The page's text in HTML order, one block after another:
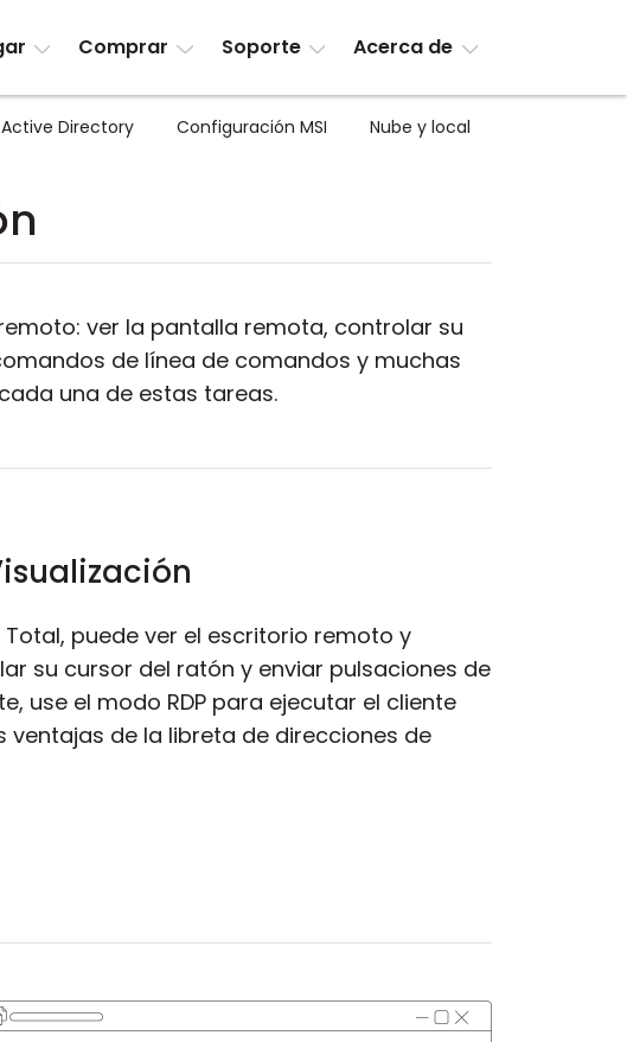
Comprar Soporte Acerca de
Directory Configuración MSI Nube y local
ver la pantalla remota, controlar su
de línea de comandos y muchas
una de estas tareas.
puede ver el escritorio remoto y
su cursor del ratón y enviar pulsaciones de
use el modo RDP para ejecutar el cliente
ventajas de la libreta de direcciones de